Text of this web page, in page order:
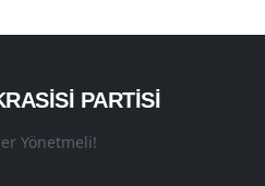
PARTISI
Yönetmeli!